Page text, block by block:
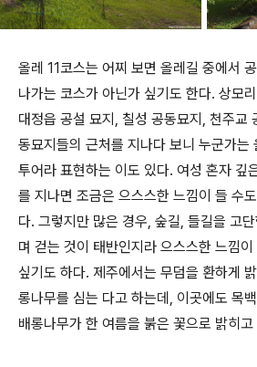
올레 11코스는 어찌 보면 올레길 중에서
나가는 코스가 아닌가 싶기도 한다. 상모
대정읍 공설 묘지, 칠성 공동묘지, 천주교
동묘지들의 근처를 지나다 보니 누군가는
투어라 표현하는 이도 있다. 여성 혼자 깊
를 지나면 조금은 으스스한 느낌이 들 수
다. 그렇지만 많은 경우, 숲길, 들길을 고
며 걷는 것이 태반인지라 으스스한 느낌
싶기도 하다. 제주에서는 무덤을 환하게
롱나무를 심는 다고 하는데, 이곳에도 목
배롱나무가 한 여름을 붉은 꽃으로 밝히고